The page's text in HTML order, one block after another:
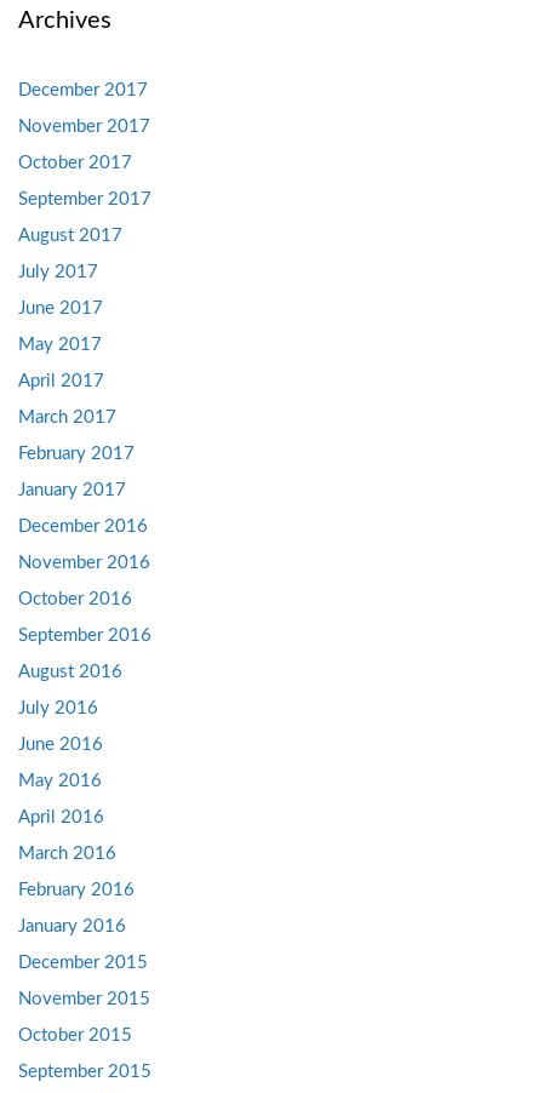
Archives
December 2017
November 2017
October 2017
September 2017
August 2017
July 2017
June 2017
May 2017
April 2017
March 2017
February 2017
January 2017
December 2016
November 2016
October 2016
September 2016
August 2016
July 2016
June 2016
May 2016
April 2016
March 2016
February 2016
January 2016
December 2015
November 2015
October 2015
September 2015